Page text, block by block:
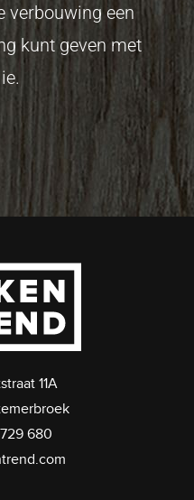
verbouwing een
kunt geven met
11A
680